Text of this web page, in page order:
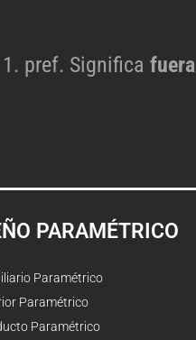
pref. Significa fuera
PARAMÉTRICO
Paramétrico
Paramétrico
Paramétrico